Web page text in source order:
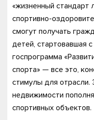
«жизненный стандарт
спортивно-
смогут получать
детей, стартовавшая
госпрограмма
спорта» — все это,
стимулы для отрасли.
недвижимости
спортивных объектов.